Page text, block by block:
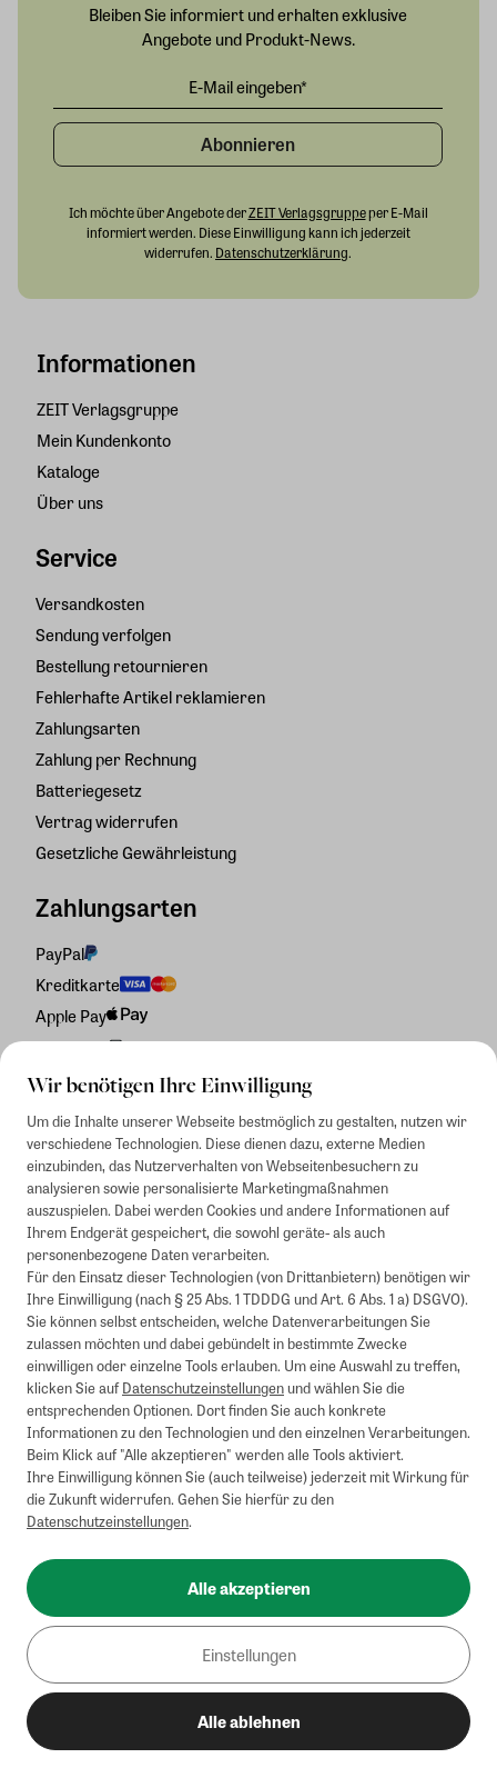
Wir benötigen Ihre Einwilligung
Um die Inhalte unserer Webseite bestmöglich zu gestalten, nutzen wir
verschiedene Technologien. Diese dienen dazu, externe Medien
einzubinden, das Nutzerverhalten von Webseitenbesuchern zu
analysieren sowie personalisierte Marketingmaßnahmen
auszuspielen. Dabei werden Cookies und andere Informationen auf
Ihrem Endgerät gespeichert, die sowohl geräte- als auch
personenbezogene Daten verarbeiten.
Für den Einsatz dieser Technologien (von Drittanbietern) benötigen wir
Ihre Einwilligung (nach § 25 Abs. 1 TDDDG und Art. 6 Abs. 1 a) DSGVO).
Sie können selbst entscheiden, welche Datenverarbeitungen Sie
zulassen möchten und dabei gebündelt in bestimmte Zwecke
einwilligen oder einzelne Tools erlauben. Um eine Auswahl zu treffen,
klicken Sie aufDatenschutzeinstellungenund wählen Sie die
entsprechenden Optionen. Dort finden Sie auch konkrete
Informationen zu den Technologien und den einzelnen Verarbeitungen.
Beim Klick auf "Alle akzeptieren" werden alle Tools aktiviert.
Ihre Einwilligung können Sie (auch teilweise) jederzeit mit Wirkung für
die Zukunft widerrufen. Gehen Sie hierfür zu den
Datenschutzeinstellungen.
Alle akzeptieren
Einstellungen
Alle ablehnen
Informationen
ZEIT Verlagsgruppe
Mein Kundenkonto
Kataloge
Über uns
Service
Versandkosten
Sendung verfolgen
Bestellung retournieren
Fehlerhafte Artikel reklamieren
Zahlungsarten
Zahlung per Rechnung
Batteriegesetz
Vertrag widerrufen
Gesetzliche Gewährleistung
Zahlungsarten
PayPal
Kreditkarte
Apple Pay
Rechnung
Bleiben Sie informiert und erhalten exklusive
Angebote und Produkt-News.
Abonnieren
Ich möchte über Angebote derZEIT Verlagsgruppeper E-Mail
informiert werden. Diese Einwilligung kann ich jederzeit
widerrufen. Datenschutzerklärung.